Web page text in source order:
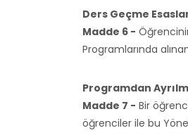
Ders Geçme
Madde 6 -
Programlarında
Programdan
Madde 7 - Bir
öğrenciler ile bu